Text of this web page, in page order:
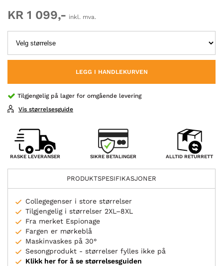
KR 1 099,- inkl. mva.
LEGG I HANDLEKURVEN
Tilgjengelig på lager for omgående levering
Vis størrelsesguide
RASKE LEVERANSER SIKRE BETALINGER ALLTID RETURRETT
PRODUKTSPESIFIKASJONER
Collegegenser i store størrelser
Tilgjengelig i størrelser 2XL–8XL
Fra merket Espionage
Fargen er mørkeblå
Maskinvaskes på 30°
Sesongprodukt - størrelser fylles ikke på
Klikk her for å se størrelsesguiden